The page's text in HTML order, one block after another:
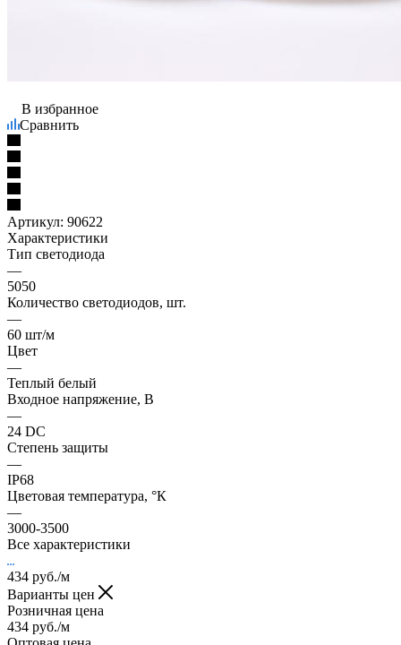
В избранное
Сравнить
Артикул: 90622
Характеристики
Тип светодиода
—
5050
Количество светодиодов, шт.
—
60 шт/м
Цвет
—
Теплый белый
Входное напряжение, В
—
24 DC
Степень защиты
—
IP68
Цветовая температура, °К
—
3000-3500
Все характеристики
434 руб./м
Варианты цен
Розничная цена
434 руб./м